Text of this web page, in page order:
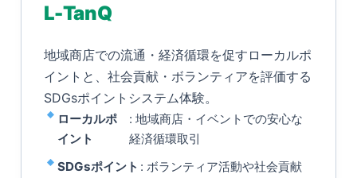
L-TanQ
地域商店での流通・経済循環を促すローカルポ
イントと、社会貢献・ボランティアを評価する
SDGsポイントシステム体験。
ローカルポ
イント
: 地域商店・イベントでの安心な
経済循環取引
SDGsポイント : ボランティア活動や社会貢献